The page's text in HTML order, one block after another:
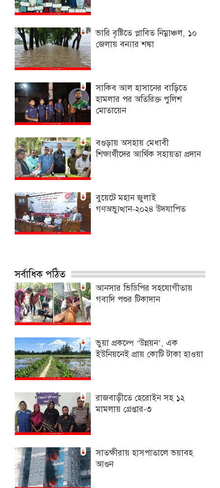
ভারি বৃষ্টিতে প্লাবিত নিম্নাঞ্চল, ১০
জেলায় বন্যার শঙ্কা
সাকিব আল হাসানের বাড়িতে
হামলার পর অতিরিক্ত পুলিশ
মোতায়েন
বগুড়ায় অসহায় মেধাবী
শিক্ষার্থীদের আর্থিক সহায়তা প্রদান
বুয়েটে মহান জুলাই
গণঅভ্যুত্থান-২০২৪ উদযাপিত
সর্বাধিক পঠিত
আনসার ভিডিপির সহযোগীতায়
গবাদি পশুর টিকাদান
ভুয়া প্রকল্পে ‘উন্নয়ন’, এক
ইউনিয়নেই প্রায় কোটি টাকা হাওয়া
রাজবাড়ীতে হেরোইন সহ ১২
মামলায় গ্রেপ্তার-৩
সাতক্ষীরায় হাসপাতালে ভয়াবহ
আগুন